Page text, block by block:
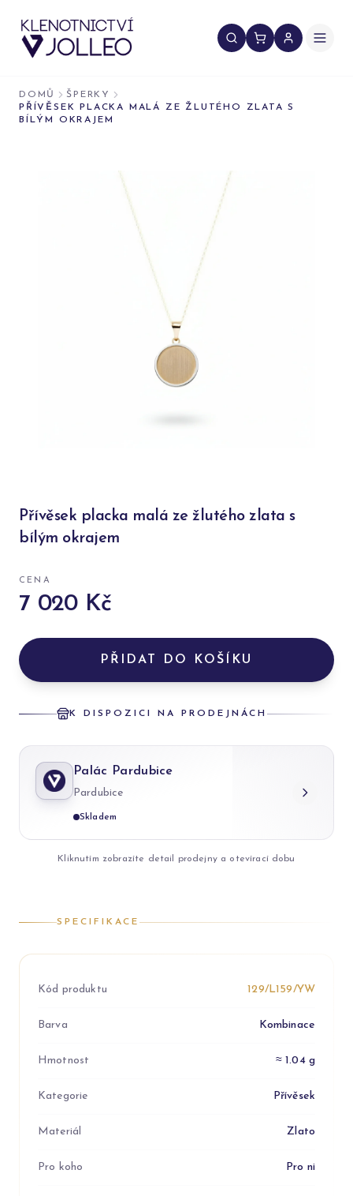
DOMŮ
ŠPERKY
PŘÍVĚSEK PLACKA MALÁ ZE ŽLUTÉHO ZLATA S
BÍLÝM OKRAJEM
Přívěsek placka malá ze žlutého zlata s
bílým okrajem
CENA
7 020 Kč
PŘIDAT DO KOŠÍKU
K DISPOZICI NA PRODEJNÁCH
Palác Pardubice
Pardubice
Skladem
Kliknutím zobrazíte detail prodejny a otevírací dobu
SPECIFIKACE
Kód produktu 129/L159/YW
Barva Kombinace
Hmotnost ≈ 1.04 g
Kategorie Přívěsek
Materiál Zlato
Pro koho Pro ni